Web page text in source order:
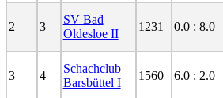
2 3
SV Bad
Oldesloe II
1231 0.0 : 8.0
3 4
Schachclub
Barsbüttel I
1560 6.0 : 2.0